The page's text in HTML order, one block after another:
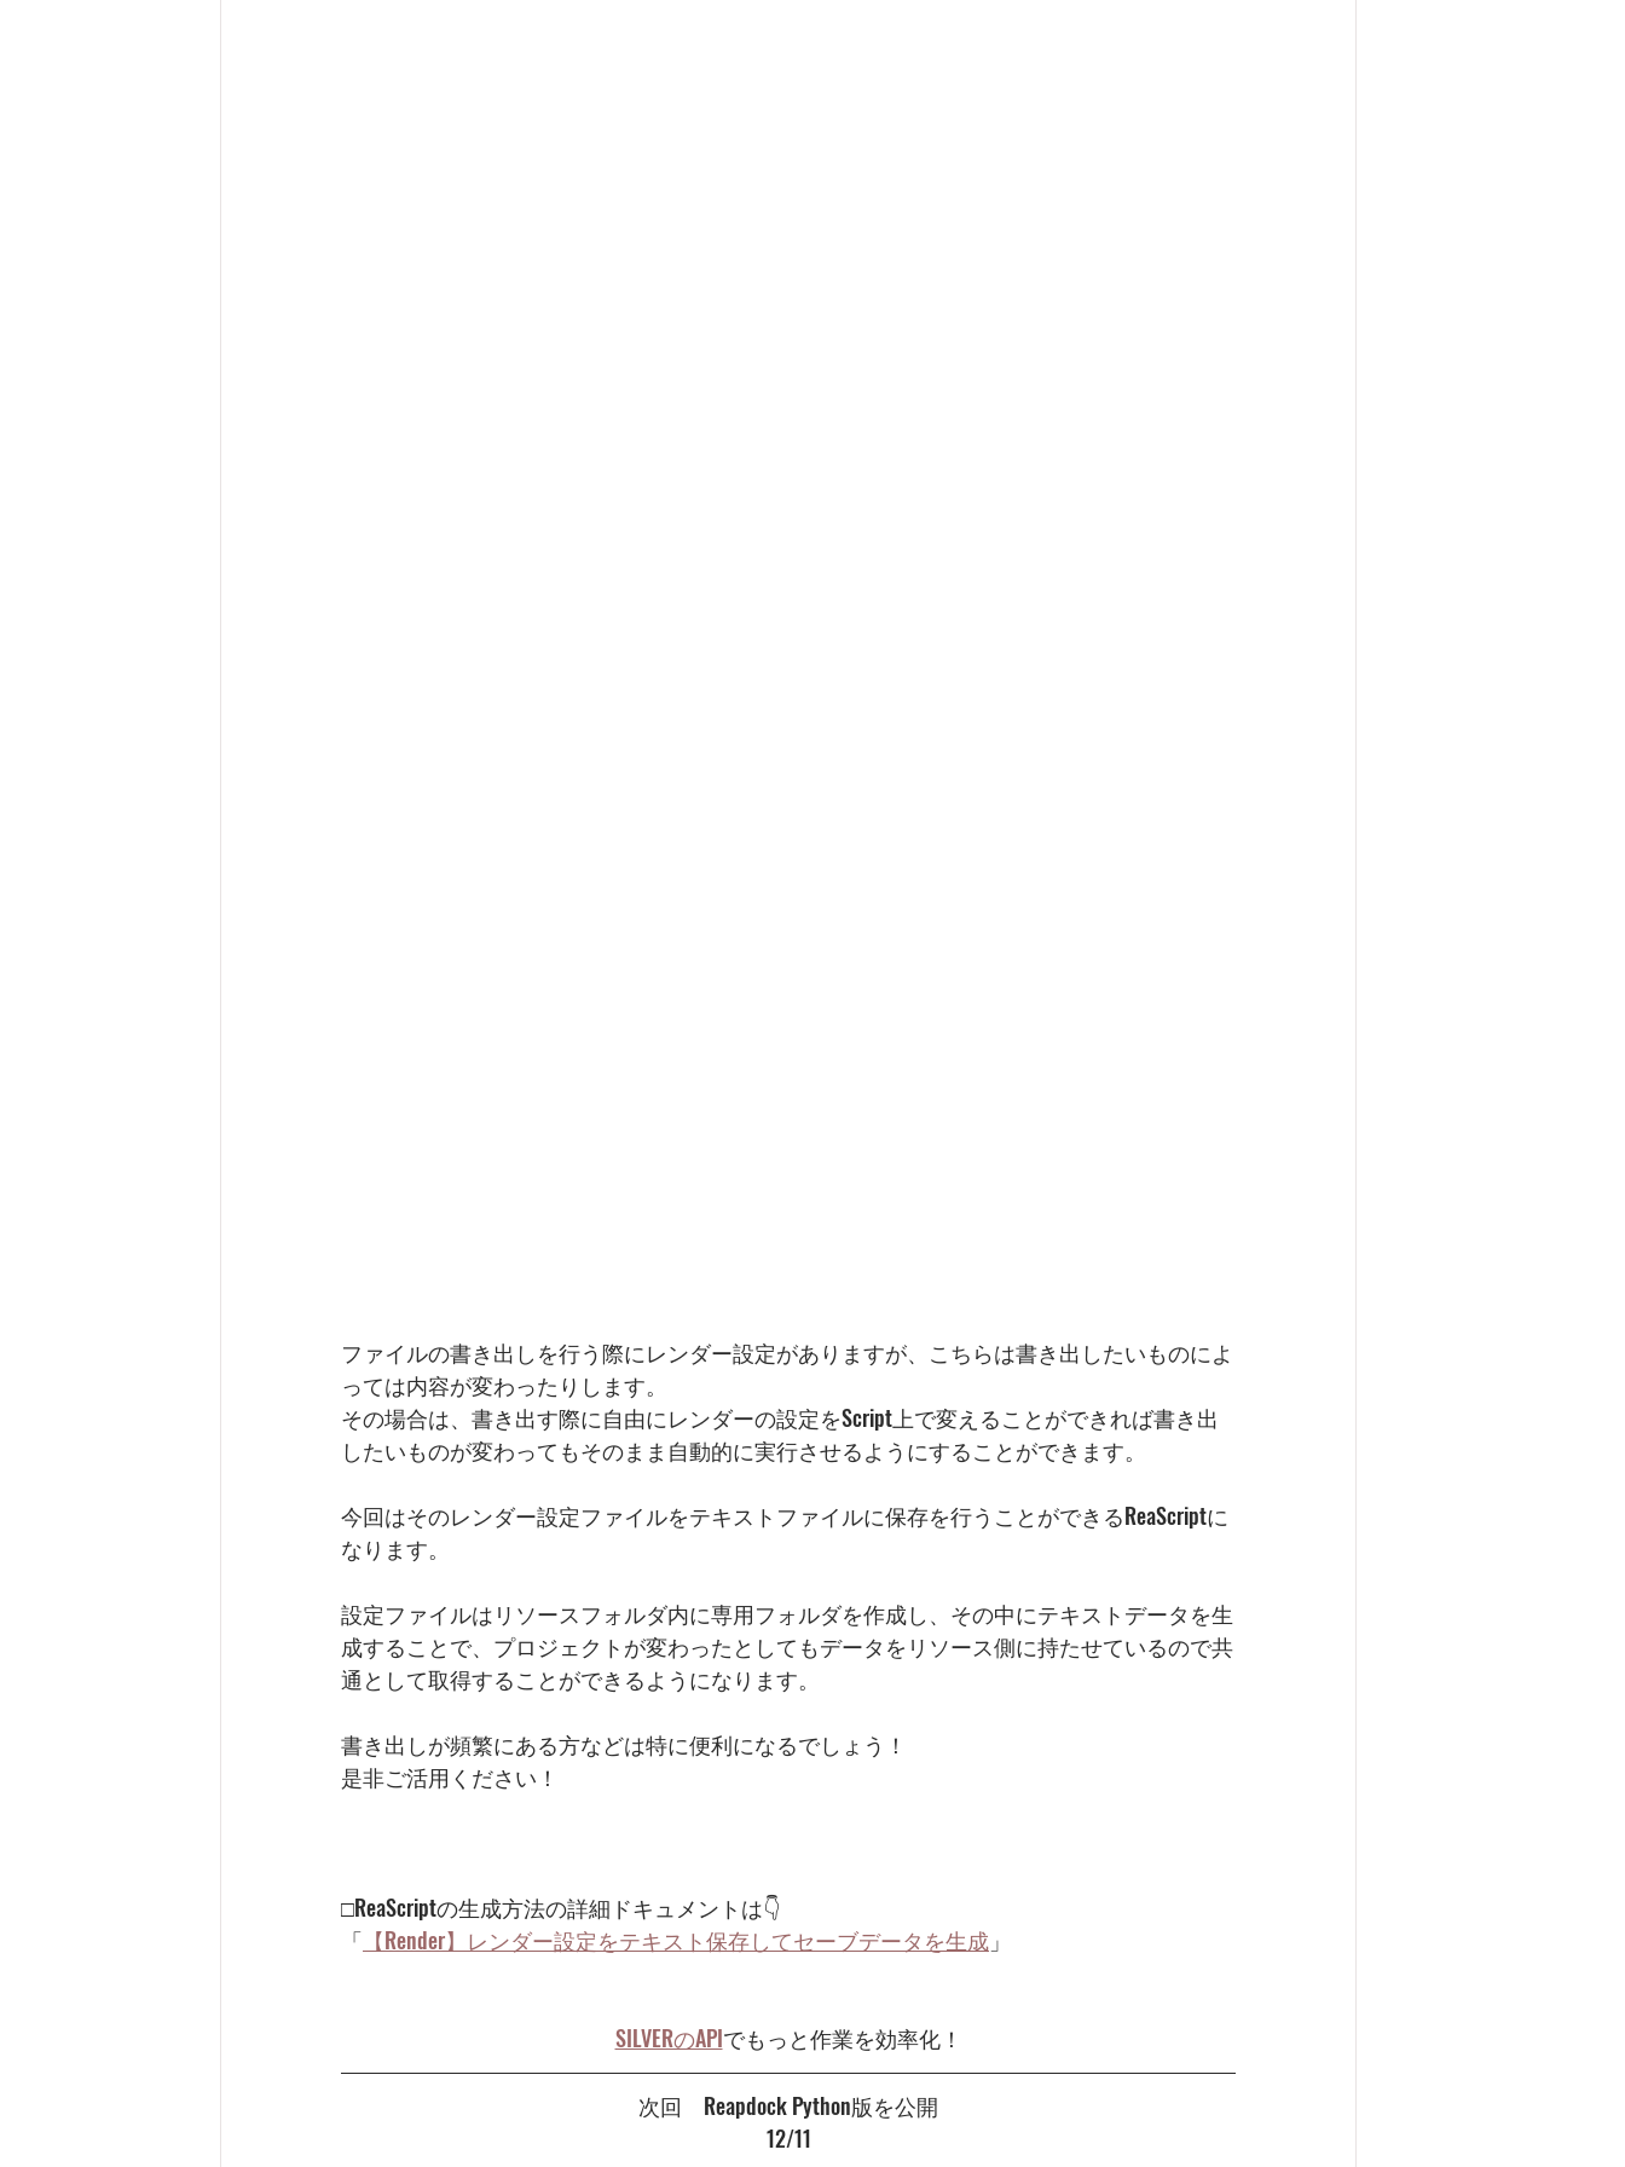
ファイルの書き出しを行う際にレンダー設定がありますが、こちらは書き出したいものによ
っては内容が変わったりします。
その場合は、書き出す際に自由にレンダーの設定をScript上で変えることができれば書き出
したいものが変わってもそのまま自動的に実行させるようにすることができます。
今回はそのレンダー設定ファイルをテキストファイルに保存を行うことができるReaScriptに
なります。
設定ファイルはリソースフォルダ内に専用フォルダを作成し、その中にテキストデータを生
成することで、プロジェクトが変わったとしてもデータをリソース側に持たせているので共
通として取得することができるようになります。
書き出しが頻繁にある方などは特に便利になるでしょう！
是非ご活用ください！
□ReaScriptの生成方法の詳細ドキュメントは👇
「 【Render】レンダー設定をテキスト保存してセーブデータを生成 」
SILVERのAPIでもっと作業を効率化！
次回　Reapdock Python版を公開
12/11